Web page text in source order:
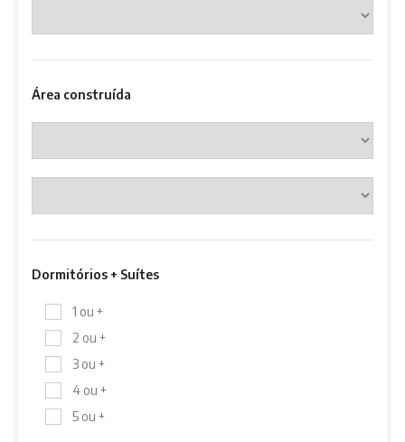
Área construída
Dormitórios + Suítes
1 ou +
2 ou +
3 ou +
4 ou +
5 ou +